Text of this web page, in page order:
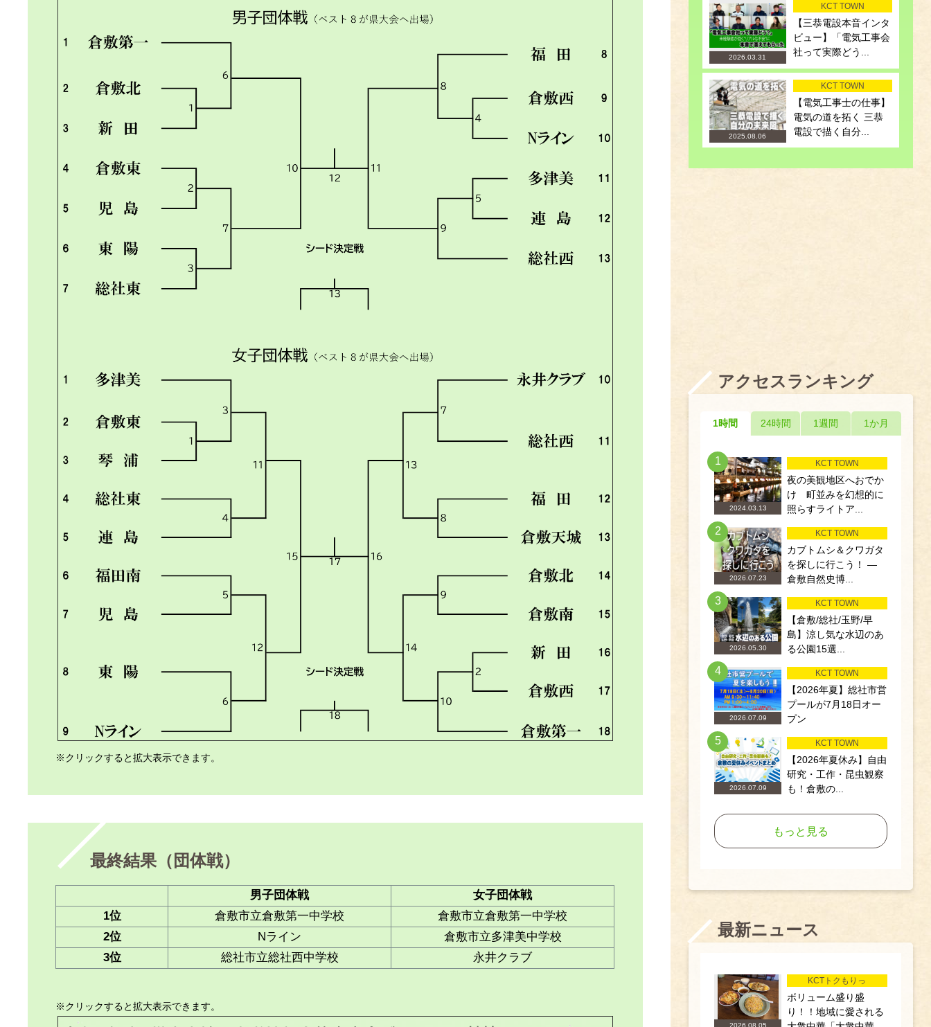
※クリックすると拡大表示できます。
最終結果（団体戦）
男子団体戦
女子団体戦
1位
倉敷市立倉敷第一中学校
倉敷市立倉敷第一中学校
2位
Nライン
倉敷市立多津美中学校
3位
総社市立総社西中学校 永井クラブ
※クリックすると拡大表示できます。
2026.03.31
KCT TOWN
【三恭電設本音インタ
ビュー】「電気工事会
社って実際どう...
2025.08.06
KCT TOWN
【電気工事士の仕事】
電気の道を拓く 三恭
電設で描く自分...
アクセスランキング
1時間 24時間 1週間 1か月
1
2024.03.13
KCT TOWN
夜の美観地区へおでか
け 町並みを幻想的に
照らすライトア...
2
2026.07.23
KCT TOWN
カブトムシ＆クワガタ
を探しに行こう！ ―
倉敷自然史博...
3
2026.05.30
KCT TOWN
【倉敷/総社/玉野/早
島】涼し気な水辺のあ
る公園15選...
4
2026.07.09
KCT TOWN
【2026年夏】総社市営
プールが7月18日オー
プン
5
2026.07.09
KCT TOWN
【2026年夏休み】自由
研究・工作・昆虫観察
も！倉敷の...
もっと見る
最新ニュース
KCTトクもりっ
ボリューム盛り盛
り！！地域に愛される